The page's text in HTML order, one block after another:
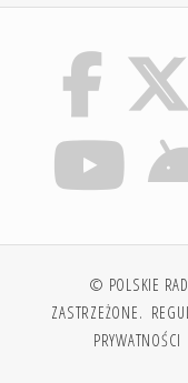
© POLSKIE
ZASTRZEŻONE.
PRYWATNOŚCI